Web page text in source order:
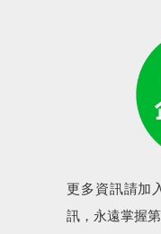
更多資訊請加
訊，永遠掌握